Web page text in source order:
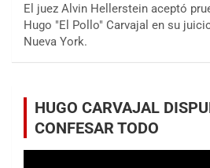
El juez Alvin Hellerstein aceptó
Hugo "El Pollo" Carvajal en su
Nueva York.
HUGO CARVAJAL
CONFESAR TODO